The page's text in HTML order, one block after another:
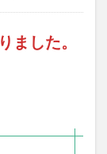
ました。